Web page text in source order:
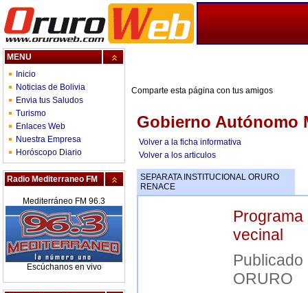
MENU
Inicio
Noticias de Bolivia
Envia tus Saludos
Turismo
Enlaces Web
Nuestra Empresa
Horóscopo Diario
Radio Mediterraneo FM
Mediterráneo FM 96.3
Escúchanos en vivo
Comparte esta página con tus amigos
Gobierno Autónomo
Volver a la ficha informativa
Volver a los articulos
SEPARATA INSTITUCIONAL ORURO
RENACE
vecinal
ORURO